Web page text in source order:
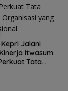
Jalani
Itwasum
Tata